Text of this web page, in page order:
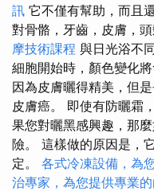
訊 它不僅有幫助，而且
對骨骼，牙齒，皮膚，
摩技術課程 與日光浴不
細胞開始時，顏色變化
因為皮膚曬得精美，但
皮膚癌。 即使有防曬霜
果您對曬黑感興趣，那
險。 這樣做的原因是，
定。 各式冷凍設備，為
治專家，為您提供專業